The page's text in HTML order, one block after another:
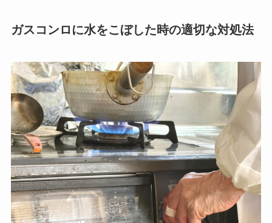
ガスコンロに水をこぼした時の適切な対処法